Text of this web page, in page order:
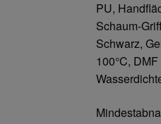
PU,
Schaum-
Schwarz,
100°C,